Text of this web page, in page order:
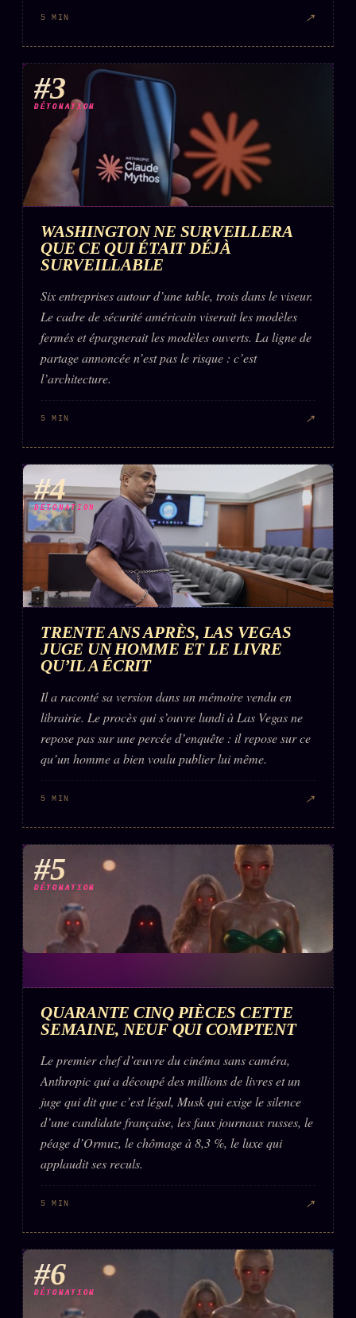
5 MIN ↗
#3
DÉTONATION
WASHINGTON NE SURVEILLERA
QUE CE QUI ÉTAIT DÉJÀ
SURVEILLABLE
Six entreprises autour d’une table, trois dans le viseur.
Le cadre de sécurité américain viserait les modèles
fermés et épargnerait les modèles ouverts. La ligne de
partage annoncée n’est pas le risque : c’est
l’architecture.
5 MIN ↗
#4
DÉTONATION
TRENTE ANS APRÈS, LAS VEGAS
JUGE UN HOMME ET LE LIVRE
QU’IL A ÉCRIT
Il a raconté sa version dans un mémoire vendu en
librairie. Le procès qui s’ouvre lundi à Las Vegas ne
repose pas sur une percée d’enquête : il repose sur ce
qu’un homme a bien voulu publier lui même.
5 MIN ↗
#5
DÉTONATION
QUARANTE CINQ PIÈCES CETTE
SEMAINE, NEUF QUI COMPTENT
Le premier chef d’œuvre du cinéma sans caméra,
Anthropic qui a découpé des millions de livres et un
juge qui dit que c’est légal, Musk qui exige le silence
d’une candidate française, les faux journaux russes, le
péage d’Ormuz, le chômage à 8,3 %, le luxe qui
applaudit ses reculs.
5 MIN ↗
#6
DÉTONATION